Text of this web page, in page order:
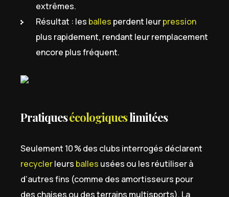
extrêmes.
Résultat : les balles perdent leurpression
plus rapidement, rendant leur remplacement
encore plus fréquent.
Pratiquesécologiqueslimitées
Seulement 10 % des clubs interrogés déclarent
recyclerleurs balles usées ou les réutiliser à
d’autres fins (comme des amortisseurs pour
des chaises ou des terrains multisports). La